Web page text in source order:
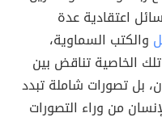
اعتقادية عدة
والكتب السماوية،
الخاصية تناقض بين
بل تصورات شاملة تبدد
من وراء التصورات